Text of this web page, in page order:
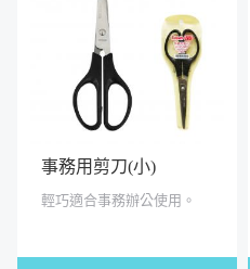
事務用剪刀(小)
輕巧適合事務辦公使用。